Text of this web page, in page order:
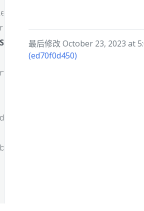
最后修改 October 23, 2023 at
(ed70f0d450)